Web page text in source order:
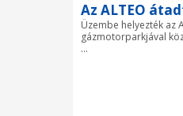
Az ALTEO
Üzembe helyezték az
gázmotorparkjával
...